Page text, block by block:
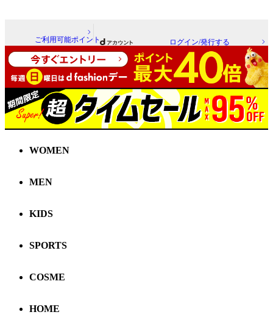
ご利用可能ポイント ログイン/発行する
WOMEN
MEN
KIDS
SPORTS
COSME
HOME